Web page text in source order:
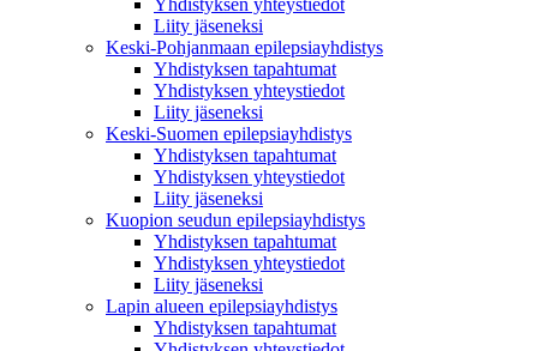
Yhdistyksen yhteystiedot
Liity jäseneksi
Keski-Pohjanmaan epilepsiayhdistys
Yhdistyksen tapahtumat
Yhdistyksen yhteystiedot
Liity jäseneksi
Keski-Suomen epilepsiayhdistys
Yhdistyksen tapahtumat
Yhdistyksen yhteystiedot
Liity jäseneksi
Kuopion seudun epilepsiayhdistys
Yhdistyksen tapahtumat
Yhdistyksen yhteystiedot
Liity jäseneksi
Lapin alueen epilepsiayhdistys
Yhdistyksen tapahtumat